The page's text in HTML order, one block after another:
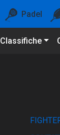
Padel
Classifiche